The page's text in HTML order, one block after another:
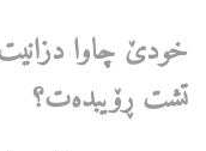
خودێ چاوا
تشت ڕۆیبدهت؟